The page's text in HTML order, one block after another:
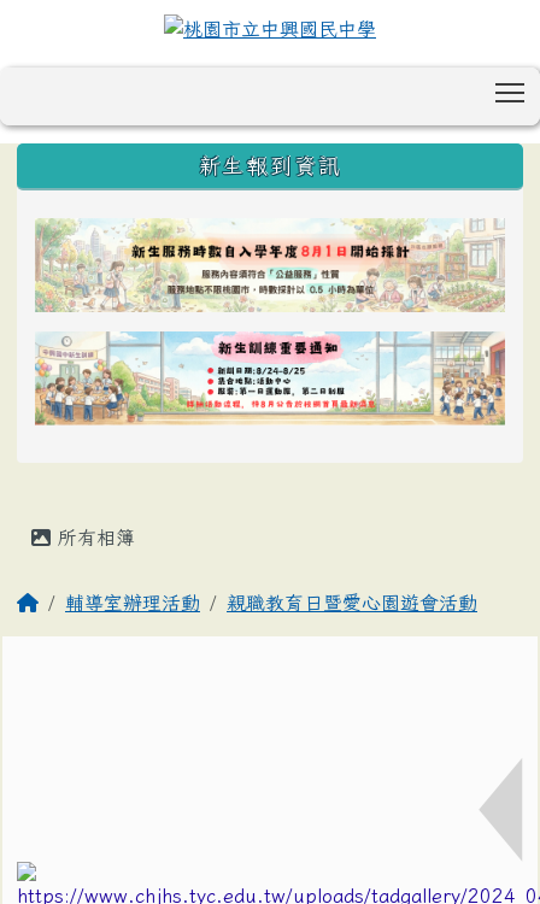
:::
新生報到資訊
所有相簿
輔導室辦理活動 親職教育日暨愛心園遊會活動